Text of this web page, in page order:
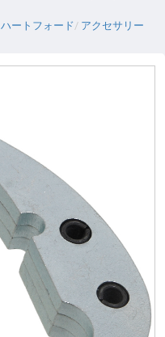
ハートフォード
アクセサリー